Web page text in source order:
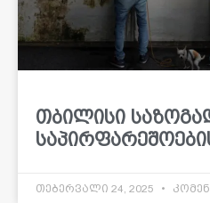
თბილისი
თებერვალი 24, 2025